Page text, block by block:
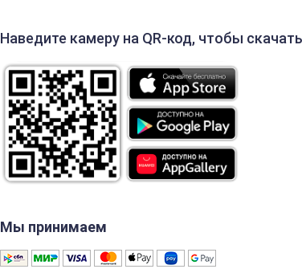
Наведите камеру на QR-код, чтобы
Мы принимаем